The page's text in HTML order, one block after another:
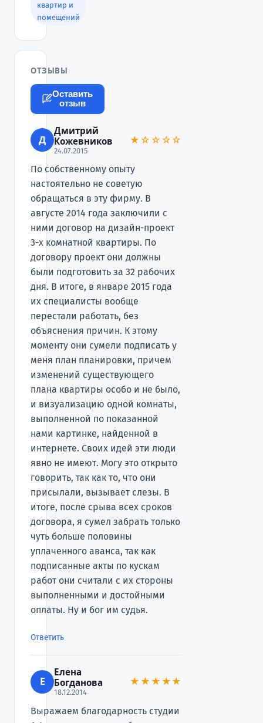
квартир и
помещений
ОТЗЫВЫ
Оставить
отзыв
Д
Дмитрий
Кожевников
24.07.2015
★☆☆☆☆
По собственному опыту
настоятельно не советую
обращаться в эту фирму. В
августе 2014 года заключили с
ними договор на дизайн-проект
3-х комнатной квартиры. По
договору проект они должны
были подготовить за 32 рабочих
дня. В итоге, в январе 2015 года
их специалисты вообще
перестали работать, без
объяснения причин. К этому
моменту они сумели подписать у
меня план планировки, причем
изменений существующего
плана квартиры особо и не было,
и визуализацию одной комнаты,
выполненной по показанной
нами картинке, найденной в
интернете. Своих идей эти люди
явно не имеют. Могу это открыто
говорить, так как то, что они
присылали, вызывает слезы. В
итоге, после срыва всех сроков
договора, я сумел забрать только
чуть больше половины
уплаченного аванса, так как
подписанные акты по кускам
работ они считали с их стороны
выполненными и достойными
оплаты. Ну и бог им судья.
Ответить
Е
Елена
Богданова
18.12.2014
★★★★★
Выражаем благодарность студии